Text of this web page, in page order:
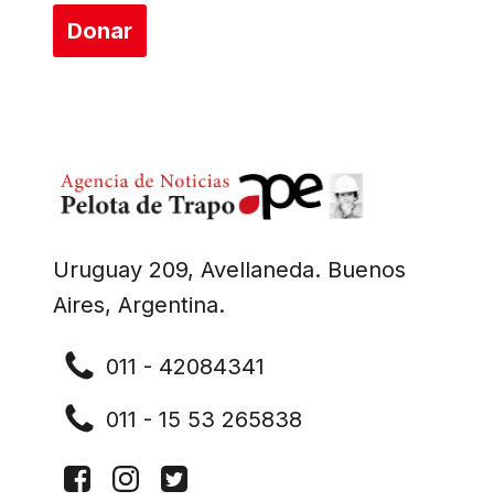
Uruguay 209, Avellaneda. Buenos
Aires, Argentina.
011 - 42084341
011 - 15 53 265838
Donar